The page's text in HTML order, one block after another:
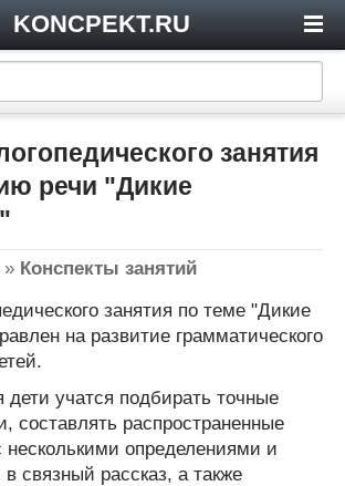
KONCPEKT.RU
занятия
речи "Дикие
» Конспекты занятий
занятия по теме "Дикие
на развитие грамматического
дети учатся подбирать точные
составлять распространенные
несколькими определениями и
связный рассказ, а также